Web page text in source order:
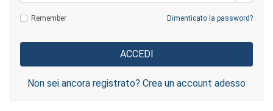
Remember Dimenticato la password?
Non sei ancora registrato? Crea un account adesso